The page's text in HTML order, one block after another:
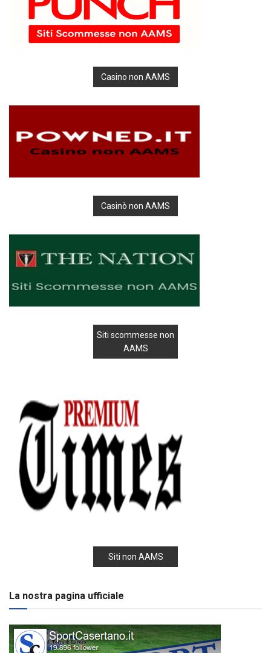
Casino non AAMS
Casinò non AAMS
Siti scommesse non
AAMS
Siti non AAMS
La nostra pagina ufficiale